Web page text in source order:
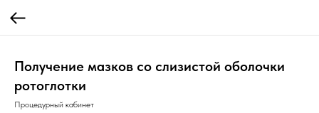
Получение мазков со слизистой оболочки
ротоглотки
Процедурный кабинет